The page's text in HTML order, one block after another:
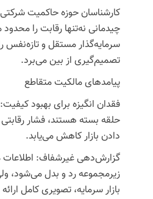
کارشناسان حوزه حاکمیت
چیدمانی نه‌تنها رقابت را
سرمایه‌گذار مستقل و تازه‌نفس
تصمیم‌گیری از بین می‌برد.
پیامدهای مالکیت متقاطع
فقدان انگیزه برای بهبود
حلقه بسته هستند، فشار
دادن بازار کاهش می‌یابد.
گزارش‌دهی غیرشفاف:
زیرمجموعه رد و بدل می‌شود،
بازار سرمایه، تصویری کامل